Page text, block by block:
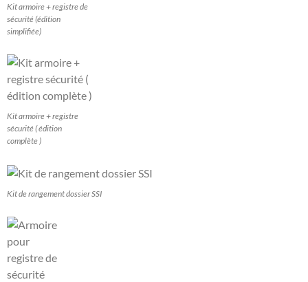
Kit armoire + registre de
sécurité (édition
simplifiée)
Kit armoire + registre
sécurité ( édition
complète )
Kit de rangement dossier SSI